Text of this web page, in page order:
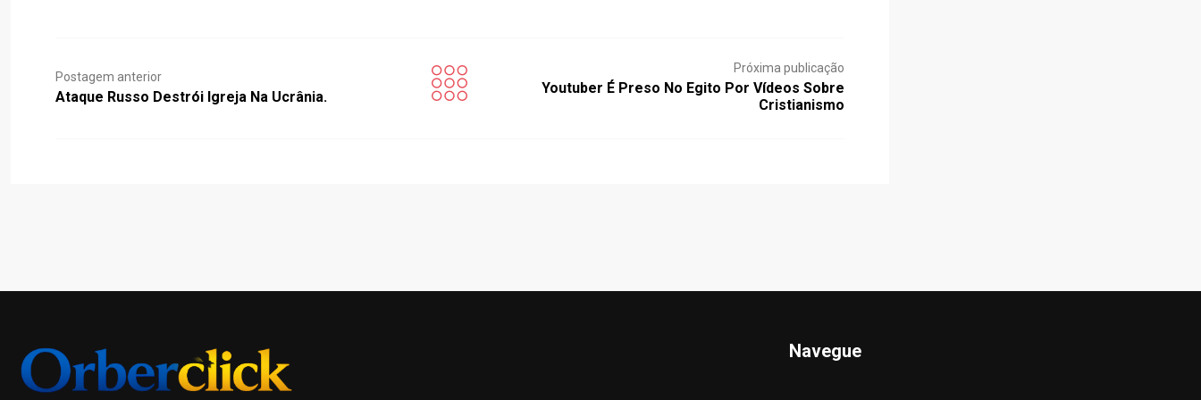
Postagem anterior
Ataque Russo Destrói Igreja Na Ucrânia.
Próxima publicação
Youtuber É Preso No Egito Por Vídeos Sobre
Cristianismo
Navegue